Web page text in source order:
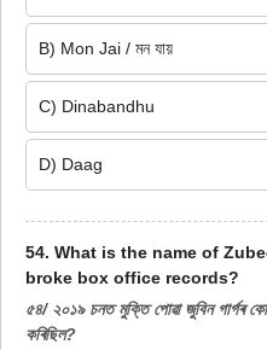
B) Mon Jai / মন যায়
C) Dinabandhu
D) Daag
54. What is the name of
broke box office records?
৫৪/ ২০১৯ চনত মুক্তি পোৱা জুবিন গাৰ্গৰ
কৰিছিল?